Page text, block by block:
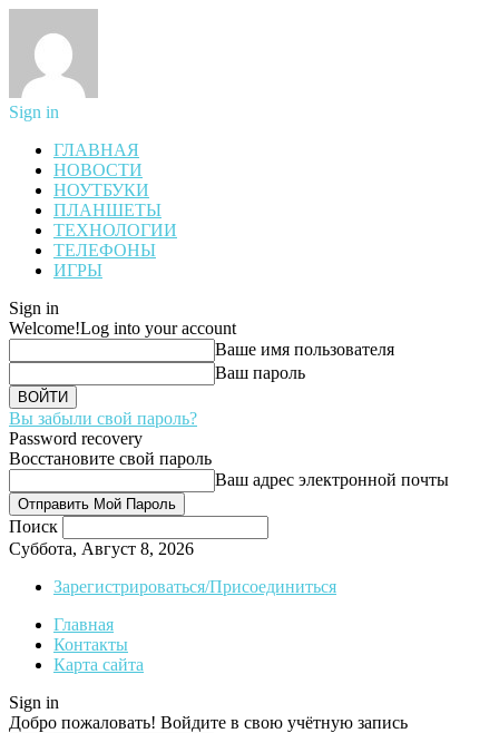
Sign in
ГЛАВНАЯ
НОВОСТИ
НОУТБУКИ
ПЛАНШЕТЫ
ТЕХНОЛОГИИ
ТЕЛЕФОНЫ
ИГРЫ
Sign in
Welcome!Log into your account
Ваше имя пользователя
Ваш пароль
Вы забыли свой пароль?
Password recovery
Восстановите свой пароль
Ваш адрес электронной почты
Поиск
Суббота, Август 8, 2026
Зарегистрироваться/Присоединиться
Главная
Контакты
Карта сайта
Sign in
Добро пожаловать! Войдите в свою учётную запись